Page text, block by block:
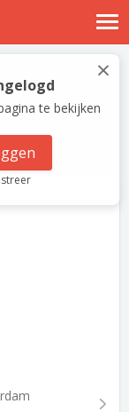
×
te bekijken